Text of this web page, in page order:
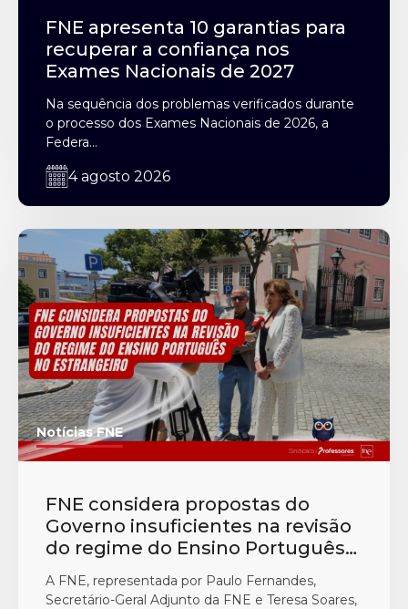
FNE apresenta 10 garantias para
recuperar a confiança nos
Exames Nacionais de 2027
Na sequência dos problemas verificados durante
o processo dos Exames Nacionais de 2026, a
Federa...
4 agosto 2026
Notícias FNE
FNE considera propostas do
Governo insuficientes na revisão
do regime do Ensino Português
A FNE, representada por Paulo Fernandes,
Secretário-Geral Adjunto da FNE e Teresa Soares,